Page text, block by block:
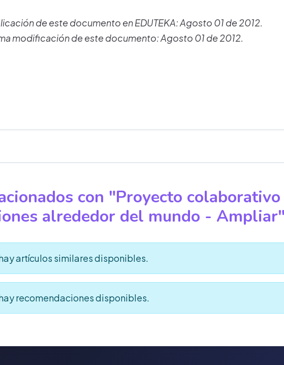
de este documento en EDUTEKA: Agosto 01 de 2012.
modificación de este documento: Agosto 01 de 2012.
con "Proyecto
alrededor del mundo -
artículos similares disponibles.
recomendaciones disponibles.